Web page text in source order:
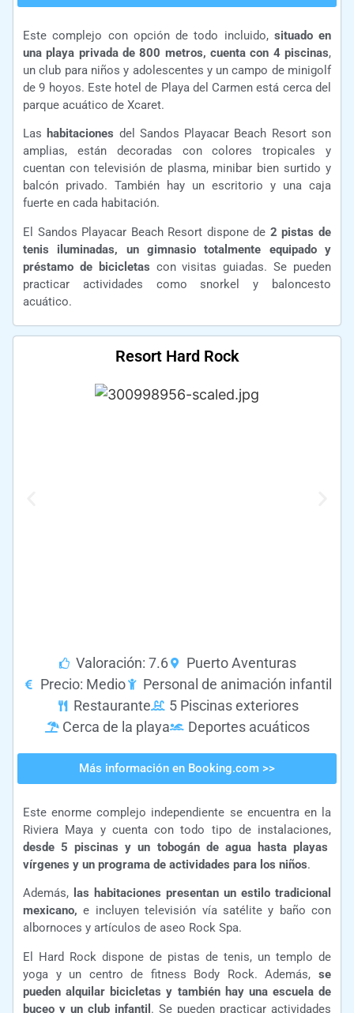
Este complejo con opción de todo incluido,situado en
una playa privada de 800 metros, cuenta con 4 piscinas,
un club para niños y adolescentes y un campo de minigolf
de 9 hoyos. Este hotel de Playa del Carmen está cerca del
parque acuático de Xcaret.
Las habitaciones del Sandos Playacar Beach Resort son
amplias, están decoradas con colores tropicales y
cuentan con televisión de plasma, minibar bien surtido y
balcón privado. También hay un escritorio y una caja
fuerte en cada habitación.
El Sandos Playacar Beach Resort dispone de 2 pistas de
tenis iluminadas, un gimnasio totalmente equipado y
préstamo de bicicletas con visitas guiadas. Se pueden
practicar actividades como snorkel y baloncesto
acuático.
Resort Hard Rock
Valoración: 7.6
Puerto Aventuras
Precio: Medio
Personal de animación infantil
Restaurante
5 Piscinas exteriores
Cerca de la playa
Deportes acuáticos
Más información en Booking.com >>
Este enorme complejo independiente se encuentra en la
Riviera Maya y cuenta con todo tipo de instalaciones,
desde 5 piscinas y un tobogán de agua hasta playas
vírgenes y un programa de actividades para los niños.
Además, las habitaciones presentan un estilo tradicional
mexicano, e incluyen televisión vía satélite y baño con
albornoces y artículos de aseo Rock Spa.
El Hard Rock dispone de pistas de tenis, un templo de
yoga y un centro de fitness Body Rock. Además, se
pueden alquilar bicicletas y también hay una escuela de
buceo y un club infantil . Se pueden practicar actividades